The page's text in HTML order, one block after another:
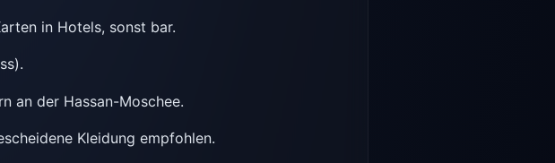
in Hotels, sonst bar.
an der Hassan-Moschee.
Kleidung empfohlen.